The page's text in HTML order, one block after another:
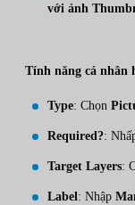
với ảnh
Tính năng cá nhân
Type: Chọn
Required?:
Target Layers:
Label: Nhập